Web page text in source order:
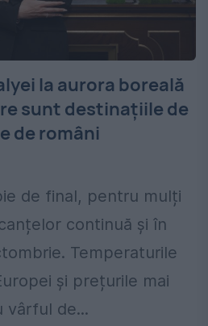
la aurora boreală
sunt destinațiile de
de români
de final, pentru mulți
continuă și în
Temperaturile
și prețurile mai
vârful de...